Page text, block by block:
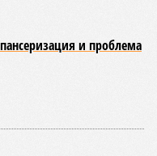
и проблема